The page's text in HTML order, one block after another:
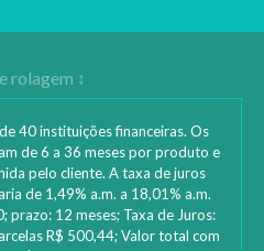
40 instituições financeiras. Os
de 6 a 36 meses por produto e
pelo cliente. A taxa de juros
de 1,49% a.m. a 18,01% a.m.
prazo: 12 meses; Taxa de Juros:
R$ 500,44; Valor total com